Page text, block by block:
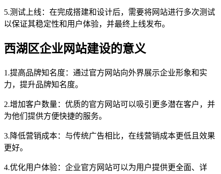
5.测试上线：在完成搭建和设计后，需要将网站进行多次测试
以保证其稳定性和用户体验，并最终上线发布。
西湖区企业网站建设的意义
1.提高品牌知名度：通过官方网站向外界展示企业形象和实
力，提升品牌知名度。
2.增加客户数量：优质的官方网站可以吸引更多潜在客户，并
为他们提供方便快捷的服务。
3.降低营销成本：与传统广告相比，在线营销成本更低且效果
更好。
4.优化用户体验：企业官方网站可以为用户提供更全面、详